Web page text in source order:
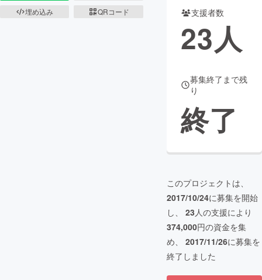
埋め込み
QRコード 支援者数
23人
募集終了まで残
り
終了
このプロジェクトは、
2017/10/24に募集を開始
し、 23人の支援により
374,000円の資金を集
め、 2017/11/26に募集を
終了しました